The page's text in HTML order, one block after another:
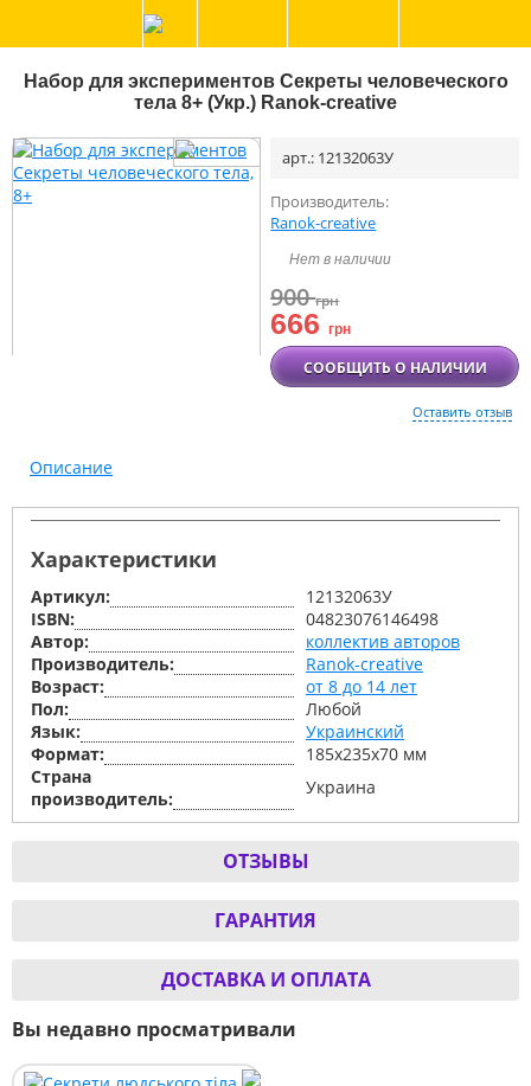
Набор для экспериментов Секреты человеческого
тела 8+ (Укр.) Ranok-creative
арт.: 12132063У
Производитель:
Ranok-creative
Нет в наличии
900грн
666грн
СООБЩИТЬ О НАЛИЧИИ
Оставить отзыв
Описание
Характеристики
Артикул:
12132063У
ISBN:
04823076146498
Автор:
коллектив авторов
Производитель:
Ranok-creative
Возраст:
от 8 до 14 лет
Пол:
Любой
Язык:
Украинский
Формат:
185х235х70 мм
Страна
производитель:
Украина
ОТЗЫВЫ
ГАРАНТИЯ
ДОСТАВКА И ОПЛАТА
Вы недавно просматривали